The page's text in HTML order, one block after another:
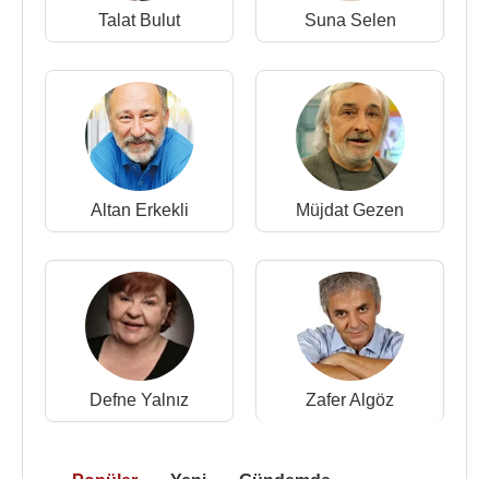
2002 - Sana Bayılıyorum (TV Dizisi)
2000 - Yaseminnamecik (TV Dizisi)
1997 - İnce İnce Yasemince (TV Dizisi)
1996 - 2005 - Yasemince (TV Dizisi)
1996 - Mesela Dedik (Alican)(TV Dizisi)
1994 - Yaseminname (TV Dizisi)
1993 - Haşlama Taşlama (Alican)(TV Dizisi)
1992 - Mahallenin Muhtarları (TV Dizisi) Konuk
Oyuncu
1989 - Talih Kuşu (Leman)(Sinema Filmi)
1987 - Babamız Eğleniyor (Elmas)(Sinema Filmi)
1987 - Artiz Mektebi (Video)
Tiyatro oyunları
1988 - Artiz Mektebi :
Müjdat Gezen Kandemir
Talat Bulut Suna Selen
Altan Erkekli Müjdat Gezen
Defne Yalnız Zafer Algöz